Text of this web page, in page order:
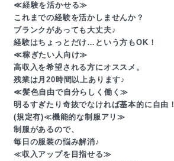
≪経験を活かせる≫
これまでの経験を活かしませんか？
ブランクがあっても大丈夫♪
経験はちょっとだけ…という方もOK！
≪稼ぎたい人向け≫
高収入を希望される方にオススメ。
残業は月20時間以上あります♪
≪髪色自由で自分らしく働く≫
明るすぎたり奇抜でなければ基本的に自由！
(規定有)≪機能的な制服アリ≫
制服があるので、
毎日の服装の悩み解消♪
≪収入アップを目指せる≫